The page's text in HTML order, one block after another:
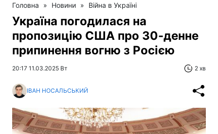
Головна » Новини » Війна в Україні
Україна погодилася на
пропозицію США про 30-денне
припинення вогню з Росією
20:17 11.03.2025 Вт 2 хв
ІВАН НОСАЛЬСЬКИЙ